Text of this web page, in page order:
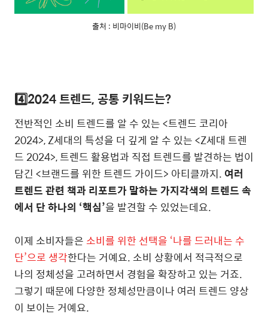
출처 : 비마이비(Be my B)
4️⃣2024 트렌드, 공통 키워드는?
전반적인 소비 트렌드를 알 수 있는 <트렌드 코리아
2024>, Z세대의 특성을 더 깊게 알 수 있는 <Z세대 트렌
드 2024>, 트렌드 활용법과 직접 트렌드를 발견하는 법이
담긴 <브랜드를 위한 트렌드 가이드> 아티클까지. 여러
트렌드 관련 책과 리포트가 말하는 가지각색의 트렌드 속
에서 단 하나의 ‘핵심’을 발견할 수 있었는데요.
이제 소비자들은 소비를 위한 선택을 ‘나를 드러내는 수
단’으로 생각한다는 거예요. 소비 상황에서 적극적으로
나의 정체성을 고려하면서 경험을 확장하고 있는 거죠.
그렇기 때문에 다양한 정체성만큼이나 여러 트렌드 양상
이 보이는 거예요.